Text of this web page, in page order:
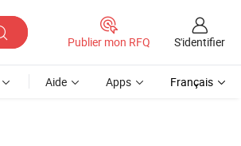
Publier mon RFQ S'identifier
Aide Apps Français